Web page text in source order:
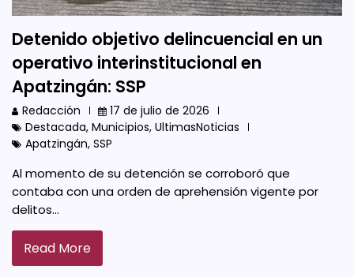
Detenido objetivo delincuencial en un
operativo interinstitucional en
Apatzingán: SSP
Redacción
17 de julio de 2026
Destacada, Municipios, UltimasNoticias
Apatzingán, SSP
Al momento de su detención se corroboró que
contaba con una orden de aprehensión vigente por
delitos…
Read More